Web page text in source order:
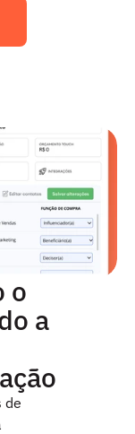
o
a
de